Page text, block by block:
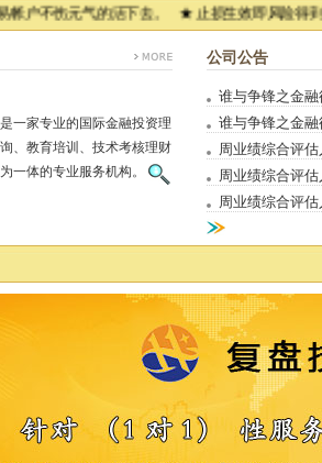
的活下去。 ★ 止损生效即风险得到
一家专业的国际金融投资理
、教育培训、技术考核理财
一体的专业服务机构。
公司公告
谁与争锋之金融衍
谁与争锋之金融衍
周业绩综合评估
周业绩综合评估
周业绩综合评估